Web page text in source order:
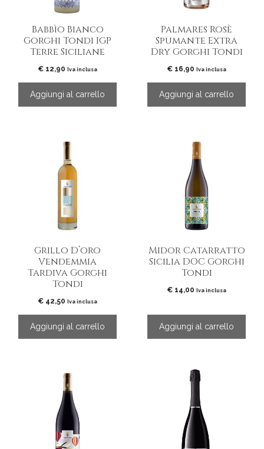
Babbìo Bianco
Gorghi Tondi IGP
Terre Siciliane
€12,90 Iva inclusa
Aggiungi al carrello
Palmares Rosè
Spumante Extra
Dry Gorghi Tondi
€16,90 Iva inclusa
Aggiungi al carrello
Grillo D’oro
Vendemmia
Tardiva Gorghi
Tondi
€42,50 Iva inclusa
Aggiungi al carrello
Midor Catarratto
Sicilia DOC Gorghi
Tondi
€14,00 Iva inclusa
Aggiungi al carrello